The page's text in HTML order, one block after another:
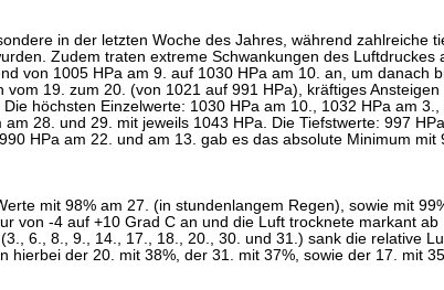
in der letzten Woche des Jahres, während zahlreiche
Zudem traten extreme Schwankungen des Luftdruckes
von 1005 HPa am 9. auf 1030 HPa am 10. an, um danach
19. zum 20. (von 1021 auf 991 HPa), kräftiges Ansteigen
höchsten Einzelwerte: 1030 HPa am 10., 1032 HPa am 3.,
28. und 29. mit jeweils 1043 HPa. Die Tiefstwerte: 997
HPa am 22. und am 13. gab es das absolute Minimum mit
mit 98% am 27. (in stundenlangem Regen), sowie mit
von -4 auf +10 Grad C an und die Luft trocknete markant ab
6., 8., 9., 14., 17., 18., 20., 30. und 31.) sank die relative
hierbei der 20. mit 38%, der 31. mit 37%, sowie der 17. mit